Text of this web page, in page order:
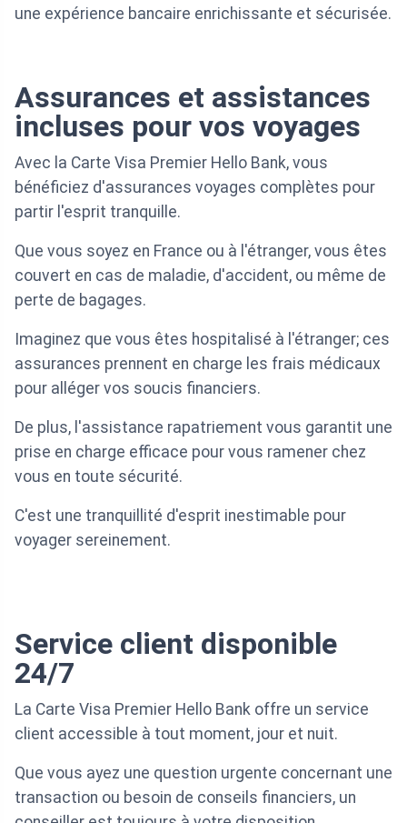
une expérience bancaire enrichissante et sécurisée.
Assurances et assistances
incluses pour vos voyages
Avec la Carte Visa Premier Hello Bank, vous
bénéficiez d'assurances voyages complètes pour
partir l'esprit tranquille.
Que vous soyez en France ou à l'étranger, vous êtes
couvert en cas de maladie, d'accident, ou même de
perte de bagages.
Imaginez que vous êtes hospitalisé à l'étranger; ces
assurances prennent en charge les frais médicaux
pour alléger vos soucis financiers.
De plus, l'assistance rapatriement vous garantit une
prise en charge efficace pour vous ramener chez
vous en toute sécurité.
C'est une tranquillité d'esprit inestimable pour
voyager sereinement.
Service client disponible
24/7
La Carte Visa Premier Hello Bank offre un service
client accessible à tout moment, jour et nuit.
Que vous ayez une question urgente concernant une
transaction ou besoin de conseils financiers, un